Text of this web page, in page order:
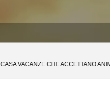
CASA VACANZE CHE ACCETTANO